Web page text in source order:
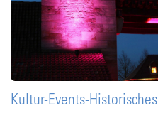
Kultur-Events-Historisches